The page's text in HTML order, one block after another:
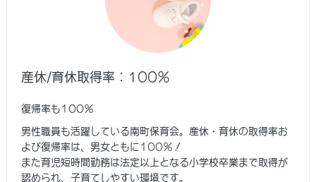
産休/育休取得率：100％
復帰率も100％
男性職員も活躍している南町保育会。産休・育休の取得率お
よび復帰率は、男女ともに100％！
また育児短時間勤務は法定以上となる小学校卒業まで取得が
認められ、子育てしやすい環境です。